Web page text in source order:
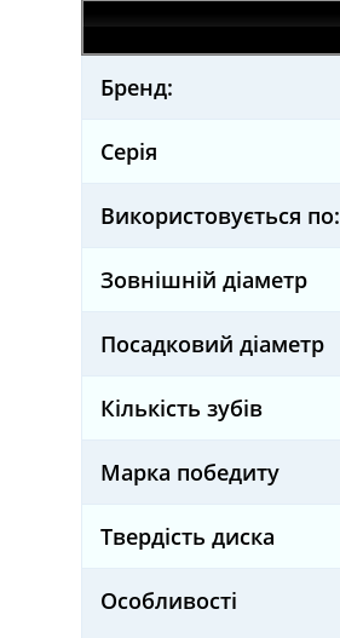
Бренд:
Серія
Використовується по:
Зовнішній діаметр
Посадковий діаметр
Кількість зубів
Марка победиту
Твердість диска
Особливості